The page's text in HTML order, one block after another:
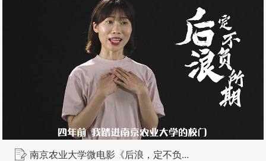
南京农业大学微电影《后浪，定不负...